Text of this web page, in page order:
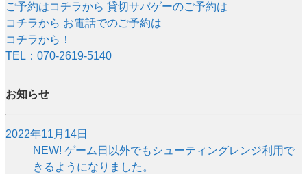
ご予約はコチラから 貸切サバゲーのご予約は
コチラから お電話でのご予約は
コチラから！
TEL：070-2619-5140
お知らせ
2022年11月14日
NEW! ゲーム日以外でもシューティングレンジ利用で
きるようになりました。